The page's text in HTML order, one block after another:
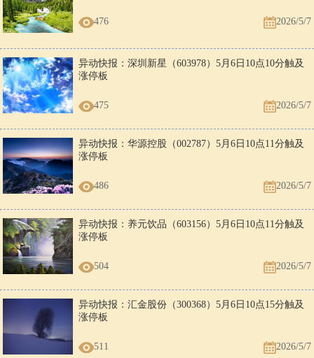
476 2026/5/7
异动快报：深圳新星（603978）5月6日10点10分触及
涨停板
475 2026/5/7
异动快报：华源控股（002787）5月6日10点11分触及
涨停板
486 2026/5/7
异动快报：养元饮品（603156）5月6日10点11分触及
涨停板
504 2026/5/7
异动快报：汇金股份（300368）5月6日10点15分触及
涨停板
511 2026/5/7